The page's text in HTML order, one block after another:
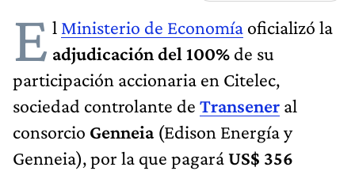
E l Ministerio de Economía oficializó la
adjudicación del 100% de su
participación accionaria en Citelec,
sociedad controlante de Transener al
consorcio Genneia (Edison Energía y
Genneia), por la que pagaráUS$ 356